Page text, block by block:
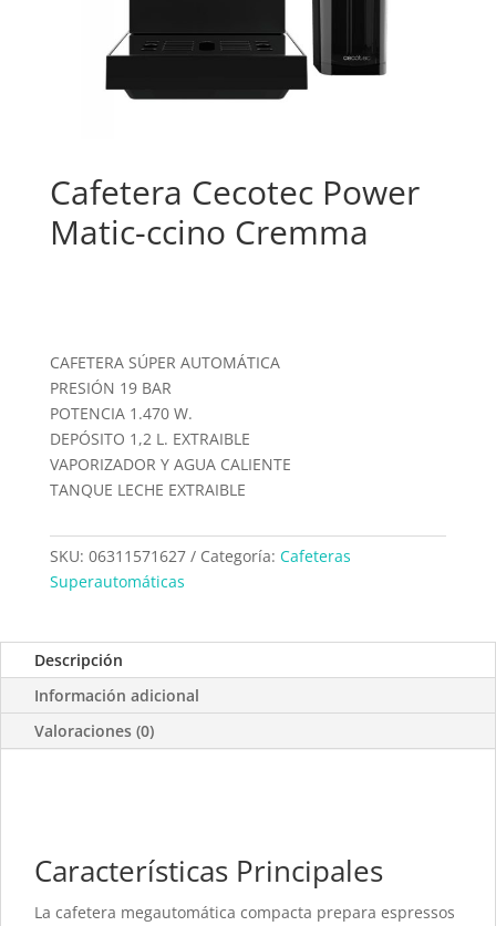
Cafetera Cecotec Power
Matic-ccino Cremma
CAFETERA SÚPER AUTOMÁTICA
PRESIÓN 19 BAR
POTENCIA 1.470 W.
DEPÓSITO 1,2 L. EXTRAIBLE
VAPORIZADOR Y AGUA CALIENTE
TANQUE LECHE EXTRAIBLE
SKU: 06311571627 Categoría: Cafeteras
Superautomáticas
Descripción
Información adicional
Valoraciones (0)
Características Principales
La cafetera megautomática compacta prepara espressos